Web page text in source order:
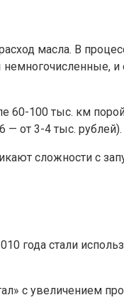
масла. В
60-100 тыс. км
— от 3-4 тыс. рублей).
сложности с
года стали
с увеличением